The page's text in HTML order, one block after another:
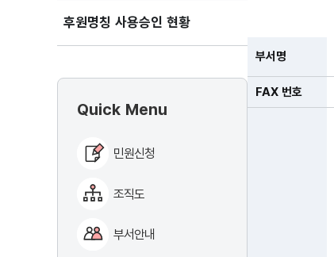
후원명칭 사용승인 현황
Quick Menu
민원신청
조직도
부서안내
부서명
FAX 번호